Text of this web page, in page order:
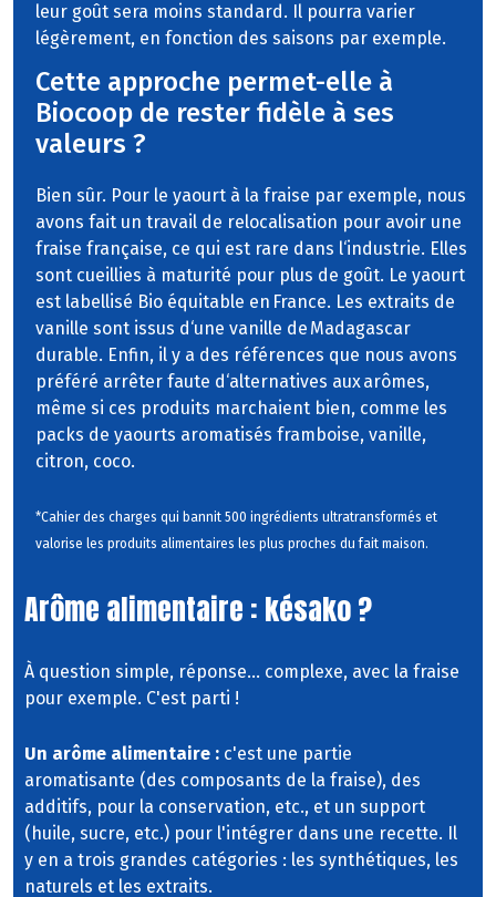
leur goût sera moins standard. Il pourra varier
légèrement, en fonction des saisons par exemple.
Cette approche permet-elle à
Biocoop de rester fidèle à ses
valeurs ?
Bien sûr. Pour le yaourt à la fraise par exemple, nous
avons fait un travail de relocalisation pour avoir une
fraise française, ce qui est rare dans l‘industrie. Elles
sont cueillies à maturité pour plus de goût. Le yaourt
est labellisé Bio équitable en France. Les extraits de
vanille sont issus d‘une vanille de Madagascar
durable. Enfin, il y a des références que nous avons
préféré arrêter faute d‘alternatives aux arômes,
même si ces produits marchaient bien, comme les
packs de yaourts aromatisés framboise, vanille,
citron, coco.
*Cahier des charges qui bannit 500 ingrédients ultratransformés et
valorise les produits alimentaires les plus proches du fait maison.
Arôme alimentaire : késako ?
À question simple, réponse... complexe, avec la fraise
pour exemple. C'est parti !
Un arôme alimentaire : c'est une partie
aromatisante (des composants de la fraise), des
additifs, pour la conservation, etc., et un support
(huile, sucre, etc.) pour l'intégrer dans une recette. Il
y en a trois grandes catégories : les synthétiques, les
naturels et les extraits.